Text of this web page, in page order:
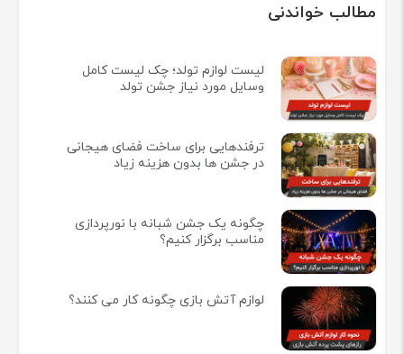
مطالب خواندنی
لیست لوازم تولد؛ چک لیست کامل
وسایل مورد نیاز جشن تولد
ترفندهایی برای ساخت فضای هیجانی
در جشن ها بدون هزینه زیاد
چگونه یک جشن شبانه با نورپردازی
مناسب برگزار کنیم؟
لوازم آتش بازی چگونه کار می کنند؟